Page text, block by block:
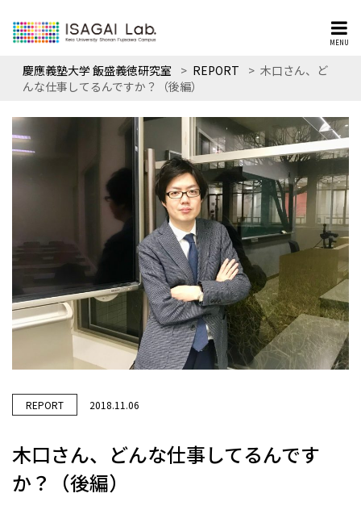
MENU
慶應義塾大学 飯盛義徳研究室 > REPORT > 木口さん、ど
んな仕事してるんですか？（後編）
REPORT 2018.11.06
木口さん、どんな仕事してるんです
か？（後編）